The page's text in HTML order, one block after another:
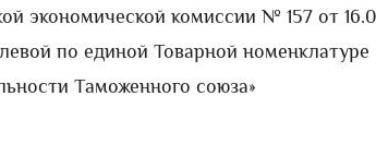
экономической комиссии № 157 от
по единой Товарной номенклатуре
Таможенного союза»